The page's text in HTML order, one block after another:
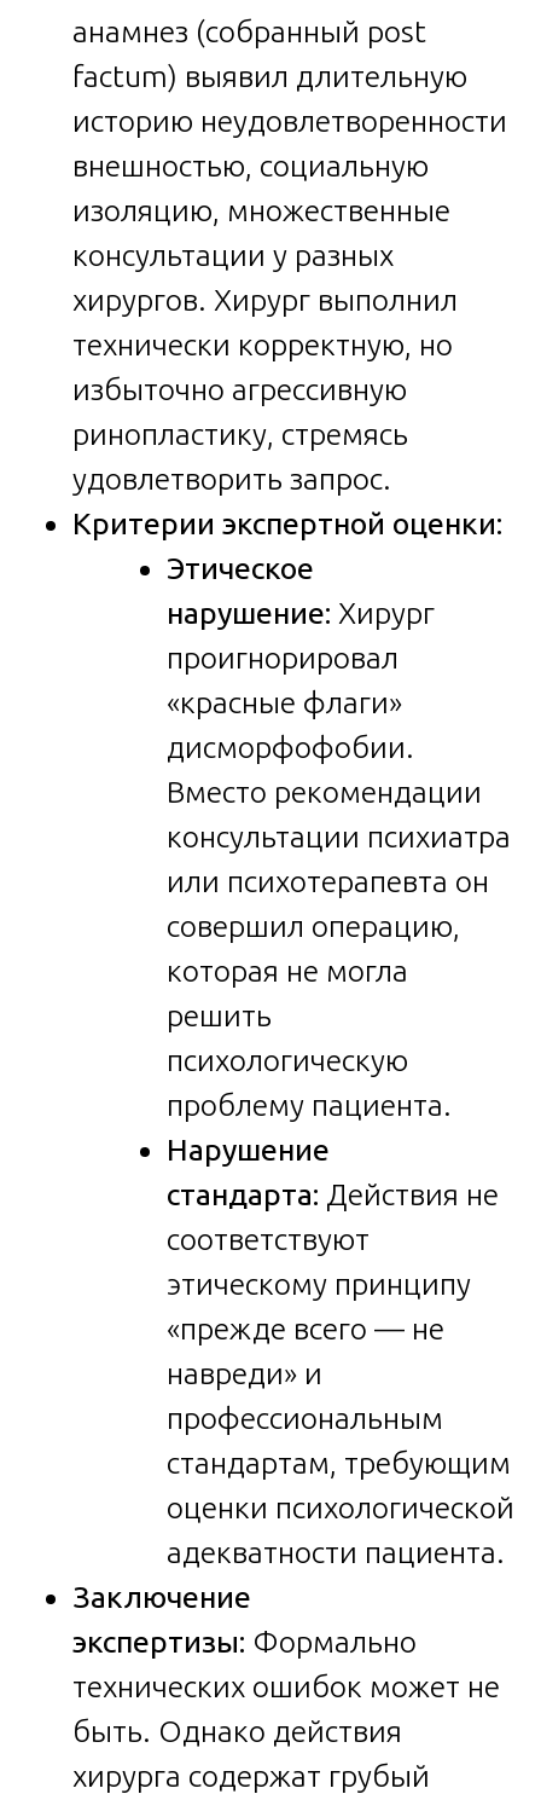
анамнез (собранный post
factum) выявил длительную
историю неудовлетворенности
внешностью, социальную
изоляцию, множественные
консультации у разных
хирургов. Хирург выполнил
технически корректную, но
избыточно агрессивную
ринопластику, стремясь
удовлетворить запрос.
Критерии экспертной оценки:
Этическое
нарушение: Хирург
проигнорировал
«красные флаги»
дисморфофобии.
Вместо рекомендации
консультации психиатра
или психотерапевта он
совершил операцию,
которая не могла
решить
психологическую
проблему пациента.
Нарушение
стандарта: Действия не
соответствуют
этическому принципу
«прежде всего — не
навреди» и
профессиональным
стандартам, требующим
оценки психологической
адекватности пациента.
Заключение
экспертизы: Формально
технических ошибок может не
быть. Однако действия
хирурга содержат грубый